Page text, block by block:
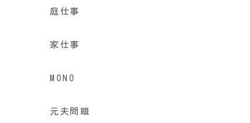
庭仕事
家仕事
MONO
元夫問題